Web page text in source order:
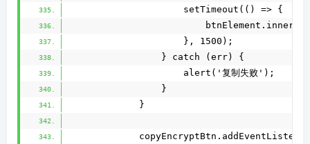
                    setTimeout(() => {
                    }, 1500);
                } catch (err) {
                    alert('复制失败');
                }
            }